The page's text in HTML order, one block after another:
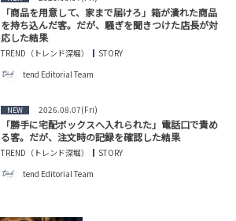
「商品を用意して、家まで届けろ」箱が潰れた商品
を持ち込んだ客。だが、騒ぎを聞きつけた店長が対
応した結果
TREND（トレンド深堀）
STORY
tend Editorial Team
NEW 2026.08.07(Fri)
「勝手に宅配ボックスへ入れられた」電話口で責め
る客。だが、注文時の記録を確認した結果
TREND（トレンド深堀）
STORY
tend Editorial Team